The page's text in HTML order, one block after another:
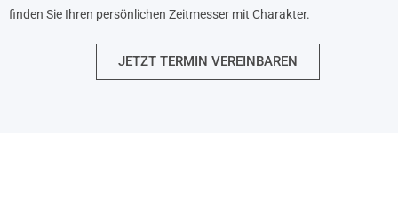
finden Sie Ihren persönlichen Zeitmesser mit Charakter.
JETZT TERMIN VEREINBAREN